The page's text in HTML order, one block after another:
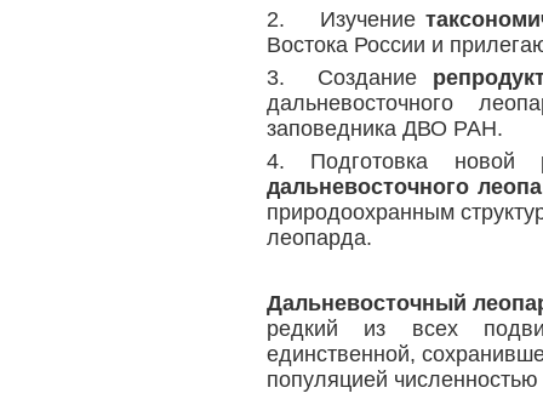
2. Изучение
Востока России и
3. Создание
дальневосточного
заповедника ДВО РАН.
4. Подготовка новой
дальневосточного
природоохранным
леопарда.
Дальневосточный
редкий из всех
единственной,
популяцией